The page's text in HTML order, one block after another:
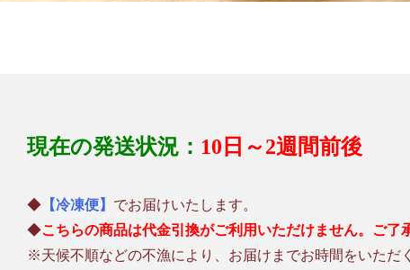
現在の発送状況： 10日～2週間前後
◆【冷凍便】 でお届けいたします。
◆こちらの商品は代金引換がご利用いただけません。ご了
※天候不順などの不漁により、お届けまでお時間をいただ